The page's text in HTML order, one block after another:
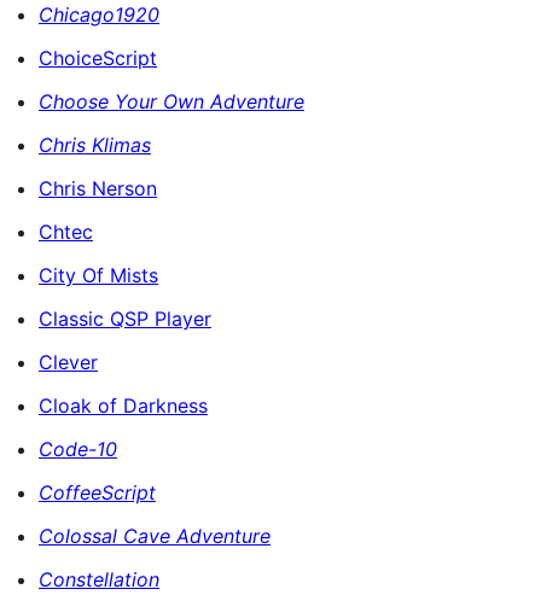
Chicago1920
ChoiceScript
Choose Your Own Adventure
Chris Klimas
Chris Nerson
Chtec
City Of Mists
Classic QSP Player
Clever
Cloak of Darkness
Code-10
CoffeeScript
Colossal Cave Adventure
Constellation